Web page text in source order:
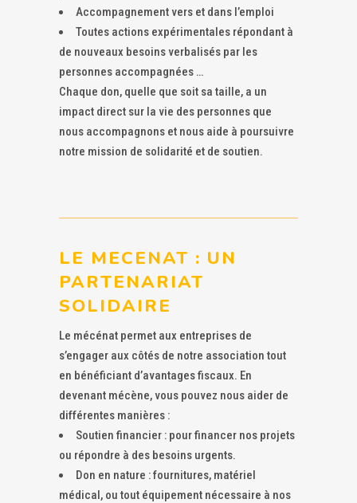
Accompagnement vers et dans l’emploi
Toutes actions expérimentales répondant à
de nouveaux besoins verbalisés par les
personnes accompagnées …
Chaque don, quelle que soit sa taille, a un
impact direct sur la vie des personnes que
nous accompagnons et nous aide à poursuivre
notre mission de solidarité et de soutien.
LE MECENAT : UN
PARTENARIAT
SOLIDAIRE
Le mécénat permet aux entreprises de
s’engager aux côtés de notre association tout
en bénéficiant d’avantages fiscaux. En
devenant mécène, vous pouvez nous aider de
différentes manières :
Soutien financier : pour financer nos projets
ou répondre à des besoins urgents.
Don en nature : fournitures, matériel
médical, ou tout équipement nécessaire à nos